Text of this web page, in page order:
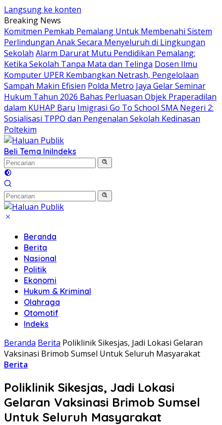
Langsung ke konten
Breaking News
Komitmen Pemkab Pemalang Untuk Membenahi Sistem
Perlindungan Anak Secara Menyeluruh di Lingkungan
Sekolah Alarm Darurat Mutu Pendidikan Pemalang:
Ketika Sekolah Tanpa Mata dan Telinga Dosen Ilmu
Komputer UPER Kembangkan Netrash, Pengelolaan
Sampah Makin Efisien Polda Metro Jaya Gelar Seminar
Hukum Tahun 2026 Bahas Perluasan Objek Praperadilan
dalam KUHAP Baru Imigrasi Go To School SMA Negeri 2:
Sosialisasi TPPO dan Pengenalan Sekolah Kedinasan
Poltekim
Beli Tema IniIndeks
Beranda
Berita
Nasional
Politik
Ekonomi
Hukum & Kriminal
Olahraga
Otomotif
Indeks
Beranda Berita Poliklinik Sikesjas, Jadi Lokasi Gelaran
Vaksinasi Brimob Sumsel Untuk Seluruh Masyarakat
Berita
Poliklinik Sikesjas, Jadi Lokasi
Gelaran Vaksinasi Brimob Sumsel
Untuk Seluruh Masyarakat